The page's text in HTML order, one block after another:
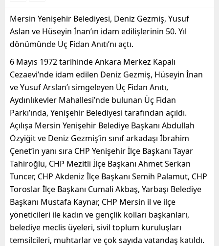
Mersin Yenişehir Belediyesi, Deniz Gezmiş, Yusuf
Aslan ve Hüseyin İnan’ın idam edilişlerinin 50. Yıl
dönümünde Üç Fidan Anıtı’nı açtı.
6 Mayıs 1972 tarihinde Ankara Merkez Kapalı
Cezaevi’nde idam edilen Deniz Gezmiş, Hüseyin İnan
ve Yusuf Arslan’ı simgeleyen Üç Fidan Anıtı,
Aydınlıkevler Mahallesi’nde bulunan Üç Fidan
Parkı’ında, Yenişehir Belediyesi tarafından açıldı.
Açılışa Mersin Yenişehir Belediye Başkanı Abdullah
Özyiğit ve Deniz Gezmiş’in sınıf arkadaşı İbrahim
Çenet’in yanı sıra CHP Yenişehir İlçe Başkanı Tayar
Tahiroğlu, CHP Mezitli İlçe Başkanı Ahmet Serkan
Tuncer, CHP Akdeniz İlçe Başkanı Semih Palamut, CHP
Toroslar İlçe Başkanı Cumali Akbaş, Yarbaşı Belediye
Başkanı Mustafa Kaynar, CHP Mersin il ve ilçe
yöneticileri ile kadın ve gençlik kolları başkanları,
belediye meclis üyeleri, sivil toplum kuruluşları
temsilcileri, muhtarlar ve çok sayıda vatandaş katıldı.